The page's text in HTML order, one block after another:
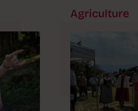
Agriculture